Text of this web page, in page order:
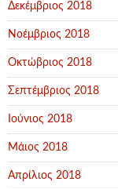
Δεκέμβριος 2018
Νοέμβριος 2018
Οκτώβριος 2018
Σεπτέμβριος 2018
Ιούνιος 2018
Μάιος 2018
Απρίλιος 2018